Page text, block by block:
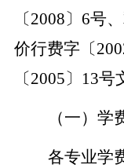
〔2008〕6号
价行费字〔
〔2005〕13
（一）学
各专业学